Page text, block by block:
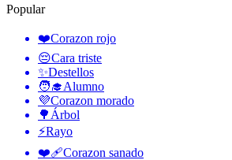
Popular
❤️Corazon rojo
😔Cara triste
✨Destellos
🧑‍🎓Alumno
💜Corazon morado
🌳 Árbol
⚡Rayo
❤️‍🩹Corazon sanado